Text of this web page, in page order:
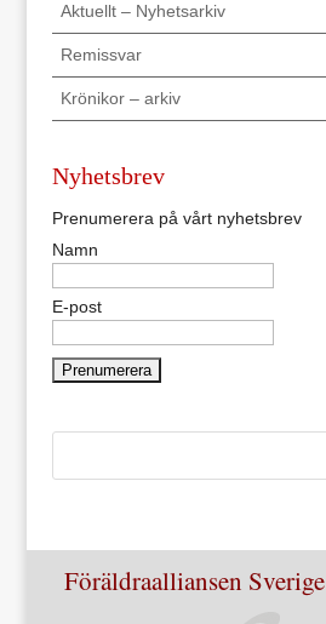
Aktuellt – Nyhetsarkiv
Remissvar
Krönikor – arkiv
Nyhetsbrev
Prenumerera på vårt nyhetsbrev
Namn
E-post
Föräldraalliansen Sverige